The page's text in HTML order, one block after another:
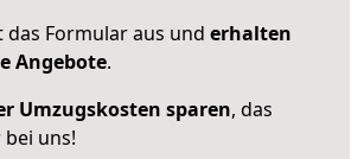
das Formular aus und erhalten
Angebote.
Umzugskosten sparen, das
uns!